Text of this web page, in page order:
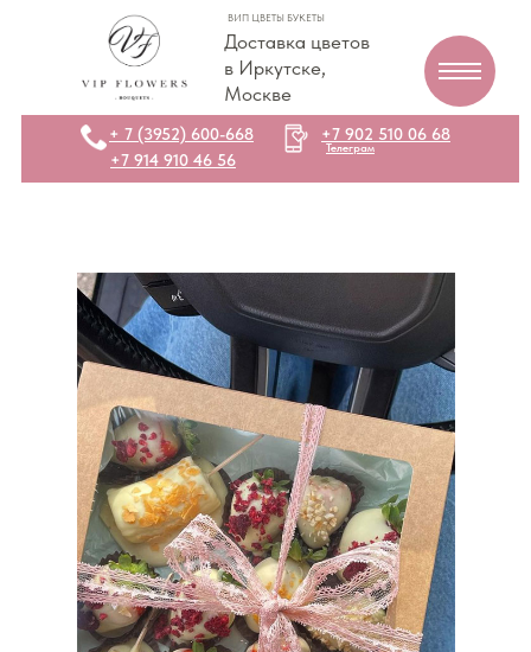
Доставка цветов
в Иркутске,
Москве
ВИП ЦВЕТЫ БУКЕТЫ
+7 914 910 46 56
+7 902 510 06 68
Телеграм
+ 7 (3952) 600-668